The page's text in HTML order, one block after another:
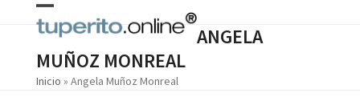
Open
mobile
menu
Close
mobile
menu
ANGELA
MUÑOZ MONREAL
Inicio » Angela Muñoz Monreal